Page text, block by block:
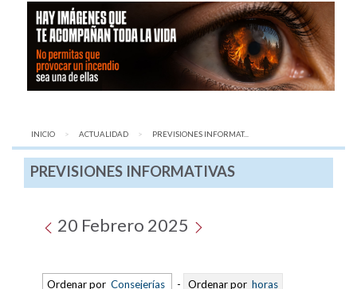
INICIO ACTUALIDAD AQUÍ:
PREVISIONES INFORMAT...
PREVISIONES INFORMATIVAS
20 Febrero 2025
Ordenar por Consejerías - Ordenar por horas